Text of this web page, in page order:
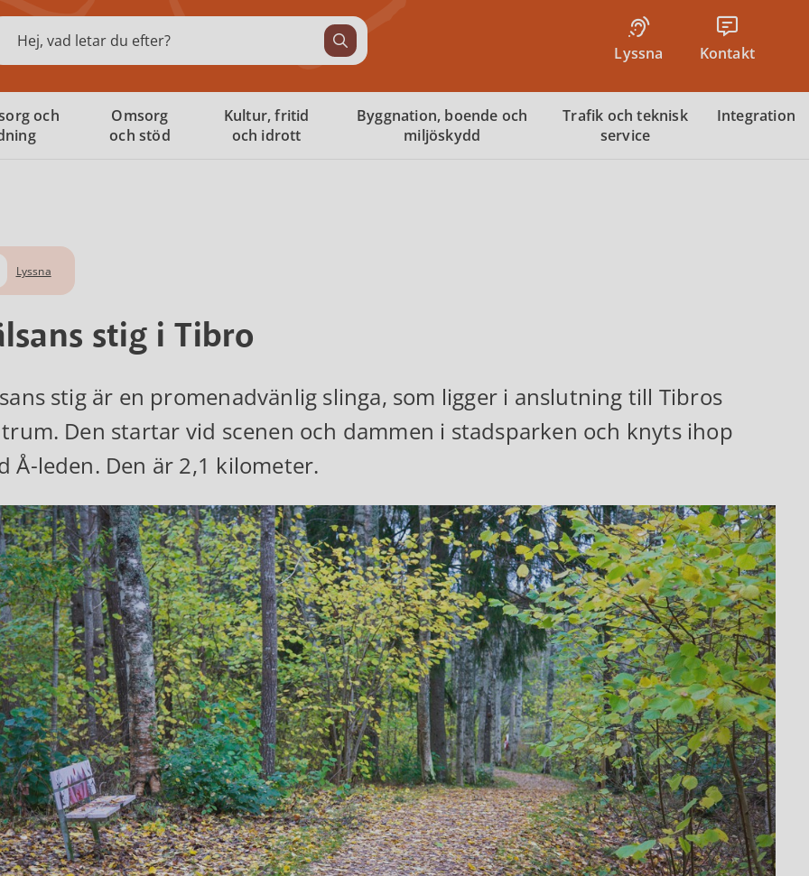
Lyssna Kontakt
och
Omsorg
och stöd
Kultur, fritid
och idrott
Byggnation, boende och
miljöskydd
Trafik och teknisk
service
Integration
Lyssna
stig i Tibro
stig är en promenadvänlig slinga, som ligger i anslutning till Tibros
Den startar vid scenen och dammen i stadsparken och knyts ihop
Å-leden. Den är 2,1 kilometer.